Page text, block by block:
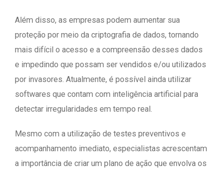
Além disso, as empresas podem aumentar sua
proteção por meio da criptografia de dados, tornando
mais difícil o acesso e a compreensão desses dados
e impedindo que possam ser vendidos e/ou utilizados
por invasores. Atualmente, é possível ainda utilizar
softwares que contam com inteligência artificial para
detectar irregularidades em tempo real.
Mesmo com a utilização de testes preventivos e
acompanhamento imediato, especialistas acrescentam
a importância de criar um plano de ação que envolva os